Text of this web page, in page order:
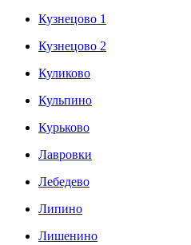
Кузнецово 1
Кузнецово 2
Куликово
Кульпино
Курьково
Лавровки
Лебедево
Липино
Лишенино